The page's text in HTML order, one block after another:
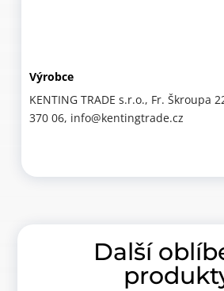
Výrobce
KENTING TRADE s.r.o., Fr. Škroupa
370 06, info@kentingtrade.cz
Další